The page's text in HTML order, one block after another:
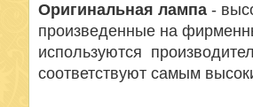
Оригинальная лампа -
произведенные на
используются
соответствуют самым